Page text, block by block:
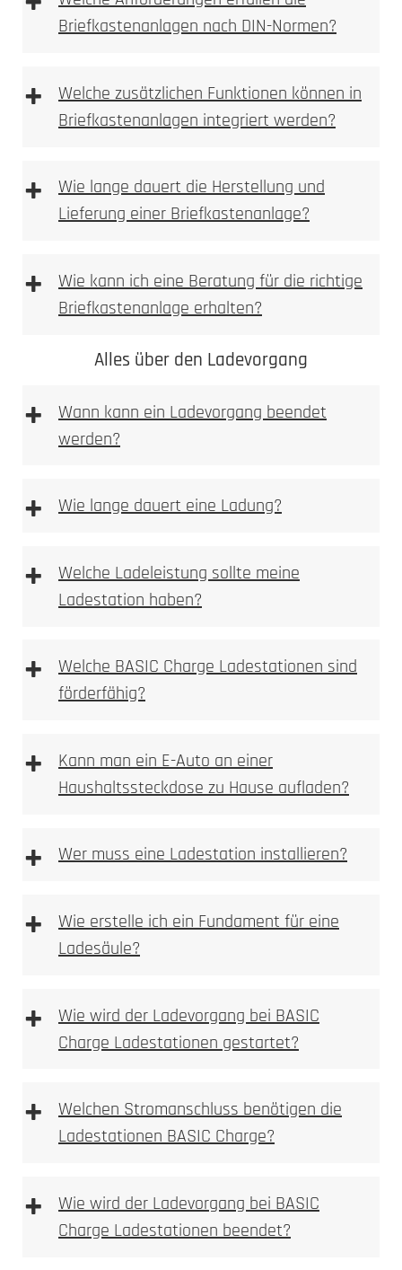
Benutzeroberfläche für die Fernsteuerung der
Anlage.
verschiedenen Orten aus.
Smart-Home-Integration: Steuern Sie die
Briefkastenanlagen nach DIN-Normen?
+
Welche zusätzlichen Funktionen können in
Briefkastenanlagen integriert werden?
+
Wie lange dauert die Herstellung und
Lieferung einer Briefkastenanlage?
+
Wie kann ich eine Beratung für die richtige
Briefkastenanlage erhalten?
Alles über den Ladevorgang
+
Wann kann ein Ladevorgang beendet
werden?
+ Wie lange dauert eine Ladung?
+
Welche Ladeleistung sollte meine
Ladestation haben?
+
Welche BASIC Charge Ladestationen sind
förderfähig?
+
Kann man ein E-Auto an einer
Haushaltssteckdose zu Hause aufladen?
+ Wer muss eine Ladestation installieren?
+
Wie erstelle ich ein Fundament für eine
Ladesäule?
Fundament Bewehrungsplan
+
Wie wird der Ladevorgang bei BASIC
Charge Ladestationen gestartet?
+
Welchen Stromanschluss benötigen die
Ladestationen BASIC Charge?
+
Wie wird der Ladevorgang bei BASIC
Charge Ladestationen beendet?